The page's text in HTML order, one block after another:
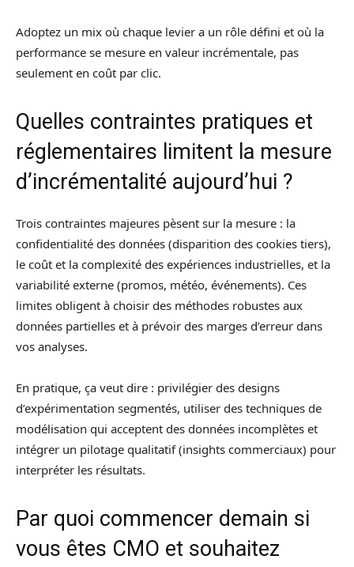
Adoptez un mix où chaque levier a un rôle défini et où la
performance se mesure en valeur incrémentale, pas
seulement en coût par clic.
Quelles contraintes pratiques et
réglementaires limitent la mesure
d’incrémentalité aujourd’hui ?
Trois contraintes majeures pèsent sur la mesure : la
confidentialité des données (disparition des cookies tiers),
le coût et la complexité des expériences industrielles, et la
variabilité externe (promos, météo, événements). Ces
limites obligent à choisir des méthodes robustes aux
données partielles et à prévoir des marges d’erreur dans
vos analyses.
En pratique, ça veut dire : privilégier des designs
d’expérimentation segmentés, utiliser des techniques de
modélisation qui acceptent des données incomplètes et
intégrer un pilotage qualitatif (insights commerciaux) pour
interpréter les résultats.
Par quoi commencer demain si
vous êtes CMO et souhaitez